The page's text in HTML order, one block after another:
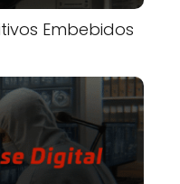
Embebidos